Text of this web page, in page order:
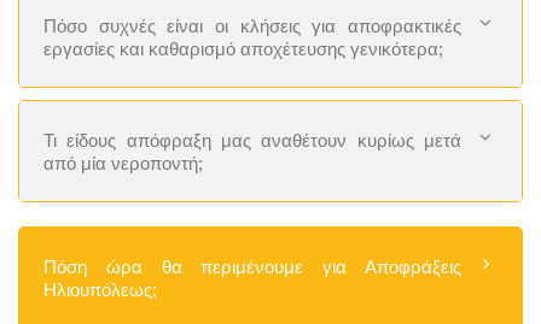
Πόσο συχνές είναι οι κλήσεις για αποφρακτικές
εργασίες και καθαρισμό αποχέτευσης γενικότερα;
Τι είδους απόφραξη μας αναθέτουν κυρίως μετά
από μία νεροποντή;
Πόση ώρα θα περιμένουμε για Αποφράξεις
Ηλιουπόλεως;